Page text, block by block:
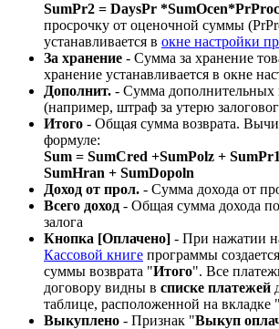
SumPr2 = DaysPr
просрочку от оценочной суммы
устанавливается в окне настройки
За хранение - Сумма за хранение
хранение устанавливается в окне
Дополнит. - Сумма дополнительных
(например, штраф за утерю
Итого - Общая сумма возврата.
формуле:
Sum = SumCred +SumPolz +
SumHran + SumDopoln
Доход от прол. - Сумма дохода от
Всего доход - Общая сумма дохода
залога
Кнопка [Оплачено] - При нажатии
Кассовой книге программы
суммы возврата "Итого". Все
договору видны в списке платежей
таблице, расположенной на вкладке "
Выкуплено - Признак "Выкуп